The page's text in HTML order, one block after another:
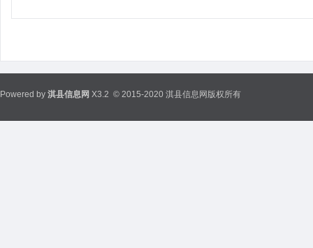
Powered by 淇县信息网 X3.2 © 2015-2020 淇县信息网版权所有